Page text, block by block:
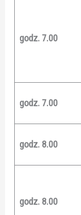
godz. 7.00
godz. 7.00
godz. 8.00
godz. 8.00